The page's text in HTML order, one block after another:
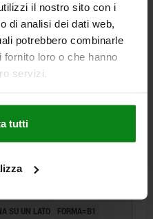
il nostro sito con i
di analisi dei dati web,
potrebbero combinarle
loro o che hanno
servizi.
tutti
INTERNA SU UN C=20,
SU UN LATO
FORMA=B1